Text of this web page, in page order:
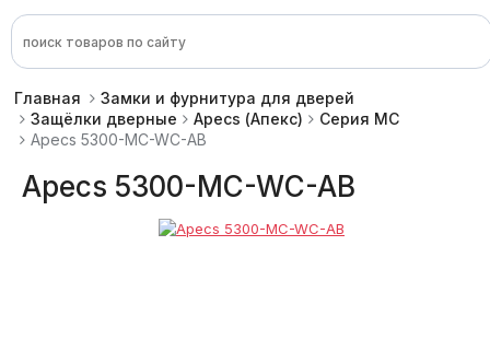
Главная
Замки и фурнитура для дверей
Защёлки дверные
Apecs (Апекс)
Серия MC
Apecs 5300-MC-WC-AB
Apecs 5300-MC-WC-AB